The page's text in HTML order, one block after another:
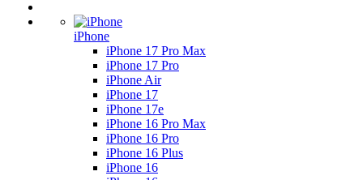
iPhone
iPhone 17 Pro Max
iPhone 17 Pro
iPhone Air
iPhone 17
iPhone 17e
iPhone 16 Pro Max
iPhone 16 Pro
iPhone 16 Plus
iPhone 16